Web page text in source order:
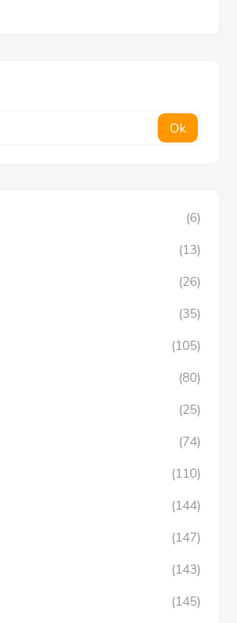
(6)
(13)
(26)
(35)
(105)
(80)
(25)
(74)
(110)
(144)
(147)
(143)
(145)